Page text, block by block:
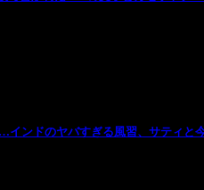
インドのヤバすぎる風習、サティと